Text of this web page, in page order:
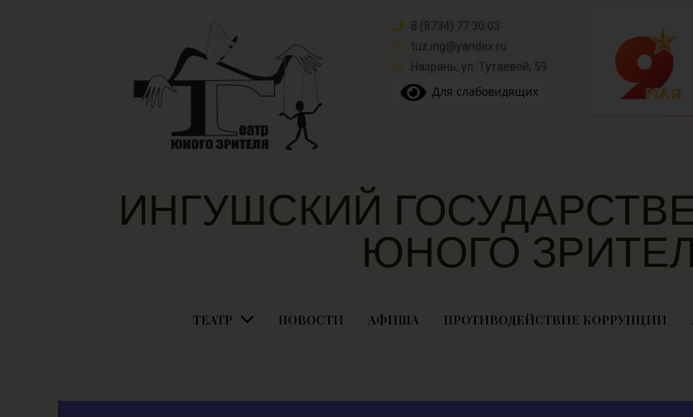
8 (8734) 77 30 03
tuz.ing@yandex.ru​
Назрань, ул. Тутаевой, 59
Для слабовидящих
ИНГУШСКИЙ
ЮНОГО
ТЕАТР НОВОСТИ АФИША ПРОТИВОДЕЙСТВИЕ КОРРУПЦИИ